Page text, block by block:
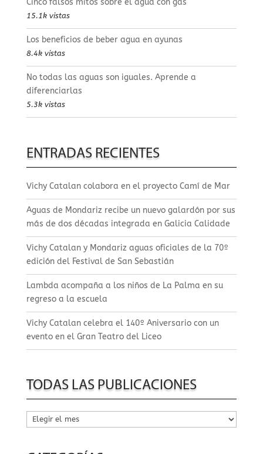
Cinco falsos mitos sobre el agua con gas
15.1k vistas
Los beneficios de beber agua en ayunas
8.4k vistas
No todas las aguas son iguales. Aprende a
diferenciarlas
5.3k vistas
ENTRADAS RECIENTES
Vichy Catalan colabora en el proyecto Camí de Mar
Aguas de Mondariz recibe un nuevo galardón por sus
más de dos décadas integrada en Galicia Calidade
Vichy Catalan y Mondariz aguas oficiales de la 70º
edición del Festival de San Sebastián
Lambda acompaña a los niños de La Palma en su
regreso a la escuela
Vichy Catalan celebra el 140º Aniversario con un
evento en el Gran Teatro del Liceo
TODAS LAS PUBLICACIONES
Todas
las